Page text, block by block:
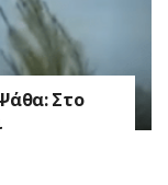
Στο